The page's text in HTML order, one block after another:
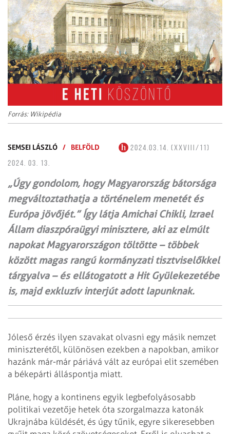
Forrás: Wikipédia
SEMSEI LÁSZLÓ / BELFÖLD
2024.03.14. (XXVIII/11)
2024. 03. 13.
„Úgy gondolom, hogy Magyarország bátorsága
megváltoztathatja a történelem menetét és
Európa jövőjét.” Így látja Amichai Chikli, Izrael
Állam diaszpóraügyi minisztere, aki az elmúlt
napokat Magyarországon töltötte – többek
között magas rangú kormányzati tisztviselőkkel
tárgyalva – és ellátogatott a Hit Gyülekezetébe
is, majd exkluzív interjút adott lapunknak.
Jóleső érzés ilyen szavakat olvasni egy másik nemzet
miniszterétől, különösen ezekben a napokban, amikor
hazánk már-már páriává vált az európai elit szemében
a békepárti álláspontja miatt.
Pláne, hogy a kontinens egyik legbefolyásosabb
politikai vezetője hetek óta szorgalmazza katonák
Ukrajnába küldését, és úgy tűnik, egyre sikeresebben